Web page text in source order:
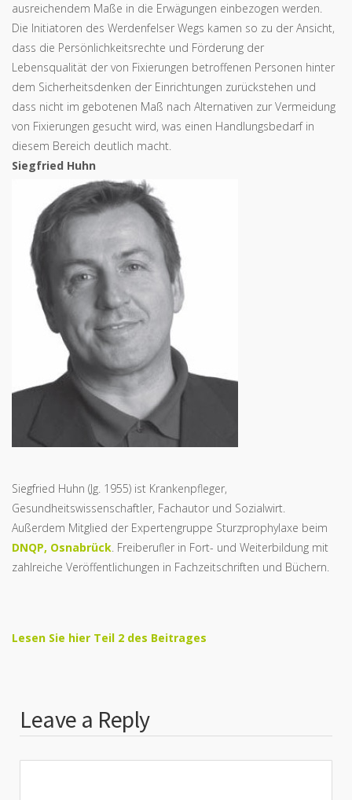
ausreichendem Maße in die Erwägungen einbezogen werden.
Die Initiatoren des Werdenfelser Wegs kamen so zu der Ansicht,
dass die Persönlichkeitsrechte und Förderung der
Lebensqualität der von Fixierungen betroffenen Personen hinter
dem Sicherheitsdenken der Einrichtungen zurückstehen und
dass nicht im gebotenen Maß nach Alternativen zur Vermeidung
von Fixierungen gesucht wird, was einen Handlungsbedarf in
diesem Bereich deutlich macht.
Siegfried Huhn
Siegfried Huhn (Jg. 1955) ist Krankenpfleger,
Gesundheitswissenschaftler, Fachautor und Sozialwirt.
Außerdem Mitglied der Expertengruppe Sturzprophylaxe beim
DNQP, Osnabrück. Freiberufler in Fort- und Weiterbildung mit
zahlreiche Veröffentlichungen in Fachzeitschriften und Büchern.
Lesen Sie hier Teil 2 des Beitrages
Leave a Reply